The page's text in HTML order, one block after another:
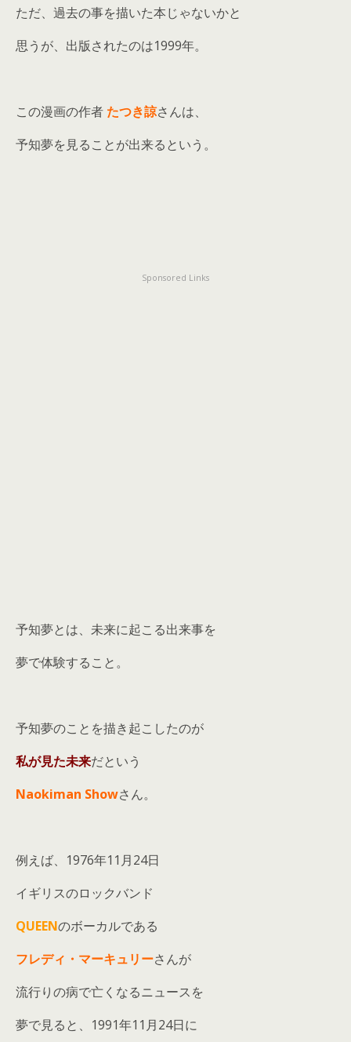
ただ、過去の事を描いた本じゃないかと
思うが、出版されたのは1999年。
この漫画の作者 たつき諒さんは、
予知夢を見ることが出来るという。
Sponsored Links
予知夢とは、未来に起こる出来事を
夢で体験すること。
予知夢のことを描き起こしたのが
私が見た未来だという
Naokiman Showさん。
例えば、1976年11月24日
イギリスのロックバンド
QUEENのボーカルである
フレディ・マーキュリーさんが
流行りの病で亡くなるニュースを
夢で見ると、1991年11月24日に